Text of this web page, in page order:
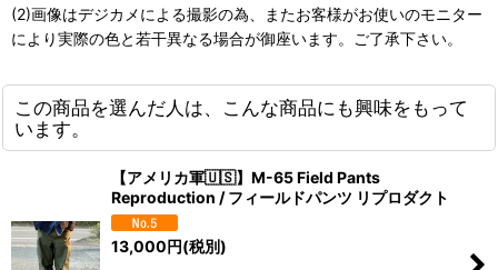
(2)画像はデジカメによる撮影の為、またお客様がお使いのモニター
により実際の色と若干異なる場合が御座います。ご了承下さい。
この商品を選んだ人は、こんな商品にも興味をもって
います。
【アメリカ軍🇺🇸】M-65 Field Pants
Reproduction / フィールドパンツ リプロダクト
13,000円(税別)